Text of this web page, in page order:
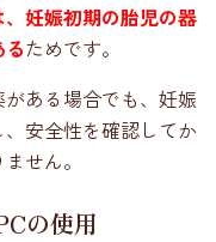
妊娠初期の胎児の器
ためです。
ある場合でも、妊娠
安全性を確認してか
せん。
の使用